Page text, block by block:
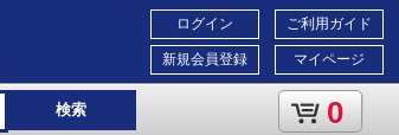
ご利用ガイド
マイページ
ログイン
新規会員登録
検索 0